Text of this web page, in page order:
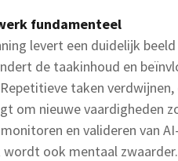
fundamenteel
levert een duidelijk
de taakinhoud en
taken
om nieuwe vaardigheden
en valideren van
ook mentaal